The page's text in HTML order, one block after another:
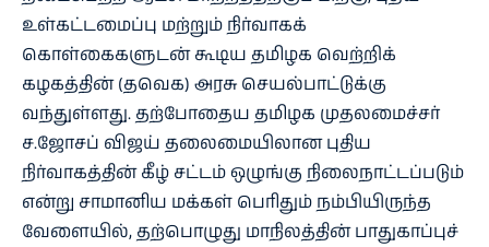
உள்கட்டமைப்பு மற்றும் நிர்வாகக்
கொள்கைகளுடன் கூடிய தமிழக வெற்றிக்
கழகத்தின் (தவெக) அரசு செயல்பாட்டுக்கு
வந்துள்ளது. தற்போதைய தமிழக முதலமைச்சர்
ச.ஜோசப் விஜய் தலைமையிலான புதிய
நிர்வாகத்தின் கீழ் சட்டம் ஒழுங்கு நிலைநாட்டப்படும்
என்று சாமானிய மக்கள் பெரிதும் நம்பியிருந்த
வேளையில், தற்பொழுது மாநிலத்தின் பாதுகாப்புச்